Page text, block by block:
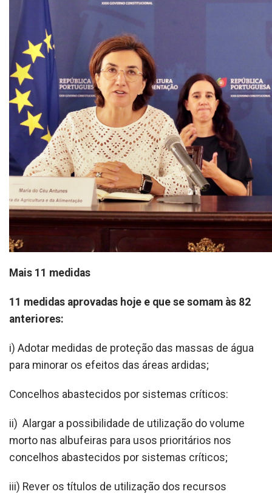
Mais 11 medidas
11 medidas aprovadas hoje e que se somam às 82
anteriores:
i) Adotar medidas de proteção das massas de água
para minorar os efeitos das áreas ardidas;
Concelhos abastecidos por sistemas críticos:
ii) Alargar a possibilidade de utilização do volume
morto nas albufeiras para usos prioritários nos
concelhos abastecidos por sistemas críticos;
iii) Rever os títulos de utilização dos recursos